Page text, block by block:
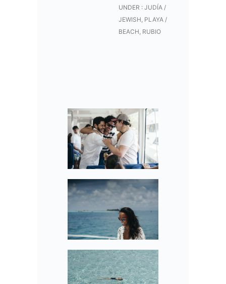
UNDER : JUDÍA /
JEWISH, PLAYA /
BEACH, RUBIO